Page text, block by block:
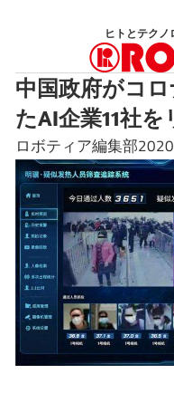
ン
ツ
へ
ス
キ
ッ
プ
ヒトとテク
中国政府がコ
たAI企業11社
ロボティア編集部